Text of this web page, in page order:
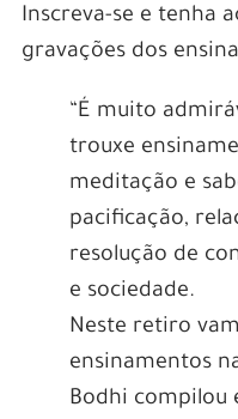
Inscreva-se e tenha
gravações dos
“É muito
trouxe
meditação e
pacificação,
resolução de
e sociedade.
Neste retiro
ensinamentos
Bodhi compilou